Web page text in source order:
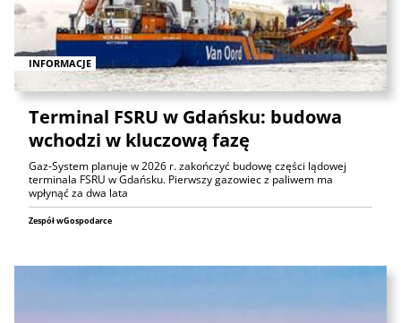
INFORMACJE
Terminal FSRU w Gdańsku: budowa
wchodzi w kluczową fazę
Gaz-System planuje w 2026 r. zakończyć budowę części lądowej
terminala FSRU w Gdańsku. Pierwszy gazowiec z paliwem ma
wpłynąć za dwa lata
Zespół wGospodarce